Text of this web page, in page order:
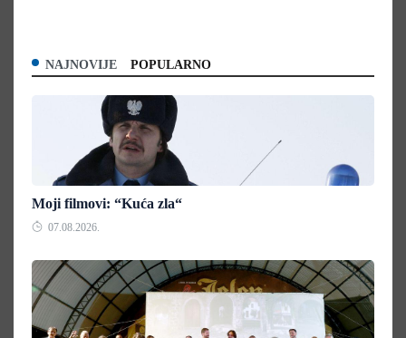
NAJNOVIJE POPULARNO
Moji filmovi: “Kuća zla“
07.08.2026.